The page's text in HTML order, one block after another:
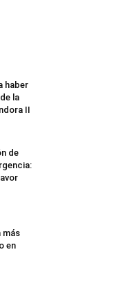
haber
la
II
de
más
en